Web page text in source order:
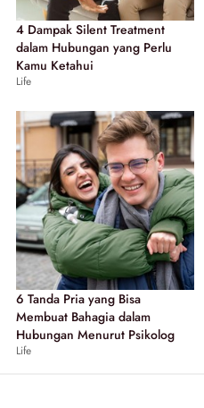
4 Dampak Silent Treatment
dalam Hubungan yang Perlu
Kamu Ketahui
Life
6 Tanda Pria yang Bisa
Membuat Bahagia dalam
Hubungan Menurut Psikolog
Life